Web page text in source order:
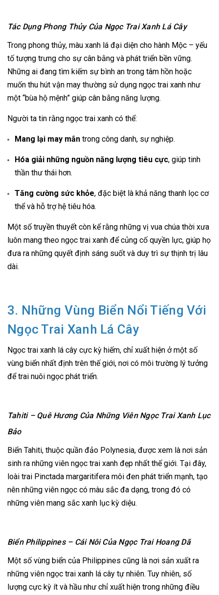
Tác Dụng Phong Thủy Của Ngọc Trai Xanh Lá Cây
Trong phong thủy, màu xanh lá đại diện cho hành Mộc – yếu
tố tượng trưng cho sự cân bằng và phát triển bền vững.
Những ai đang tìm kiếm sự bình an trong tâm hồn hoặc
muốn thu hút vận may thường sử dụng ngọc trai xanh như
một “bùa hộ mệnh” giúp cân bằng năng lượng.
Người ta tin rằng ngọc trai xanh có thể:
Mang lại may mắn trong công danh, sự nghiệp.
Hóa giải những nguồn năng lượng tiêu cực, giúp tinh
thần thư thái hơn.
Tăng cường sức khỏe, đặc biệt là khả năng thanh lọc cơ
thể và hỗ trợ hệ tiêu hóa.
Một số truyền thuyết còn kể rằng những vị vua chúa thời xưa
luôn mang theo ngọc trai xanh để củng cố quyền lực, giúp họ
đưa ra những quyết định sáng suốt và duy trì sự thịnh trị lâu
dài.
3. Những Vùng Biển Nổi Tiếng Với
Ngọc Trai Xanh Lá Cây
Ngọc trai xanh lá cây cực kỳ hiếm, chỉ xuất hiện ở một số
vùng biển nhất định trên thế giới, nơi có môi trường lý tưởng
để trai nuôi ngọc phát triển.
Tahiti – Quê Hương Của Những Viên Ngọc Trai Xanh Lục
Bảo
Biển Tahiti, thuộc quần đảo Polynesia, được xem là nơi sản
sinh ra những viên ngọc trai xanh đẹp nhất thế giới. Tại đây,
loài trai Pinctada margaritifera môi đen phát triển mạnh, tạo
nên những viên ngọc có màu sắc đa dạng, trong đó có
những viên mang sắc xanh lục kỳ diệu.
Biển Philippines – Cái Nôi Của Ngọc Trai Hoang Dã
Một số vùng biển của Philippines cũng là nơi sản xuất ra
những viên ngọc trai xanh lá cây tự nhiên. Tuy nhiên, số
lượng cực kỳ ít và hầu như chỉ xuất hiện trong những điều